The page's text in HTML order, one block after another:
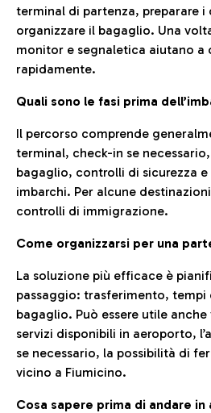
terminal di partenza, preparare i
organizzare il bagaglio. Una
monitor e segnaletica aiutano a
rapidamente.
Quali sono le fasi prima
Il percorso comprende
terminal, check-in se
bagaglio, controlli di sicurezza e
imbarchi. Per alcune
controlli di immigrazione.
Come organizzarsi per una
La soluzione più efficace è
passaggio: trasferimento,
bagaglio. Può essere utile
servizi disponibili in aeroporto,
se necessario, la possibilità di
vicino a Fiumicino.
Cosa sapere prima di andare